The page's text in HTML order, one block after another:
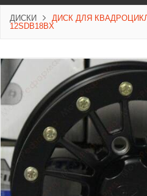
ДИСКИ
ДИСК ДЛЯ
12SDB18BX